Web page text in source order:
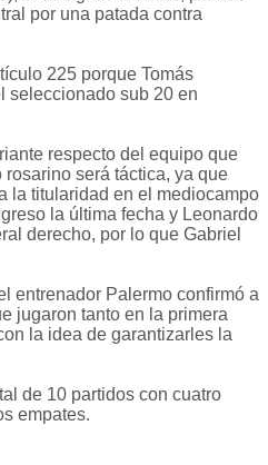
por una patada contra
225 porque Tomás
seleccionado sub 20 en
respecto del equipo que
será táctica, ya que
la titularidad en el mediocampo
la última fecha y Leonardo
derecho, por lo que Gabriel
entrenador Palermo confirmó a
jugaron tanto en la primera
la idea de garantizarles la
de 10 partidos con cuatro
empates.